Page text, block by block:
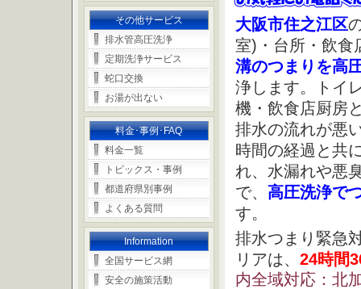
大阪市住之江区
室)・台所・飲食
溝のつまりを高
浄します。トイ
機・飲食店厨房
排水の流れが悪
時間の経過と共
れ、水漏れや悪
で、 高圧洗浄で
す。
排水つまり緊急
リアは、 24時間
内全域対応：北
その他サービス
排水管高圧洗浄
定期洗浄サービス
蛇口交換
お湯が出ない
料金･事例･FAQ
料金一覧
トピックス・事例
都道府県別事例
よくある質問
Information
全国サービス網
安全の施策活動